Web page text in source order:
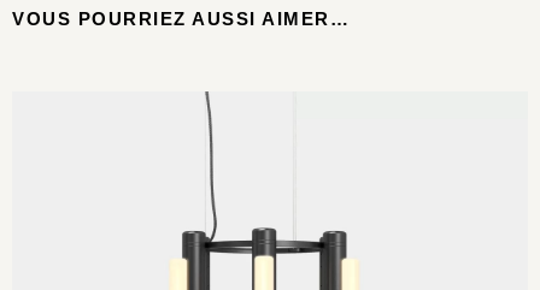
VOUS POURRIEZ AUSSI AIMER…